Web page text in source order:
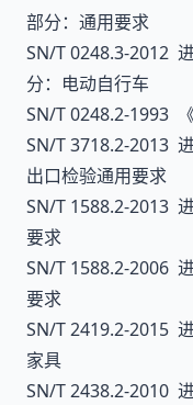
部分：通用要求
SN/T 0248.3-2012
分：电动自行车
SN/T 0248.2-1993
SN/T 3718.2-2013
出口检验通用要求
SN/T 1588.2-2013
要求
SN/T 1588.2-2006
要求
SN/T 2419.2-2015
家具
SN/T 2438.2-2010